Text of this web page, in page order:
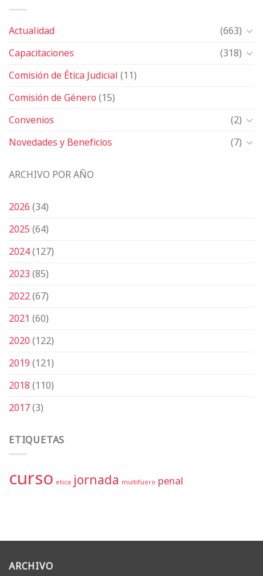
Actualidad
(663)
Capacitaciones
(318)
Comisión de Ética Judicial(11)
Comisión de Género(15)
Convenios
(2)
Novedades y Beneficios
(7)
ARCHIVO POR AÑO
2026(34)
2025(64)
2024(127)
2023(85)
2022(67)
2021 (60)
2020(122)
2019(121)
2018(110)
2017(3)
ETIQUETAS
curso etica jornada multifuero penal
ARCHIVO